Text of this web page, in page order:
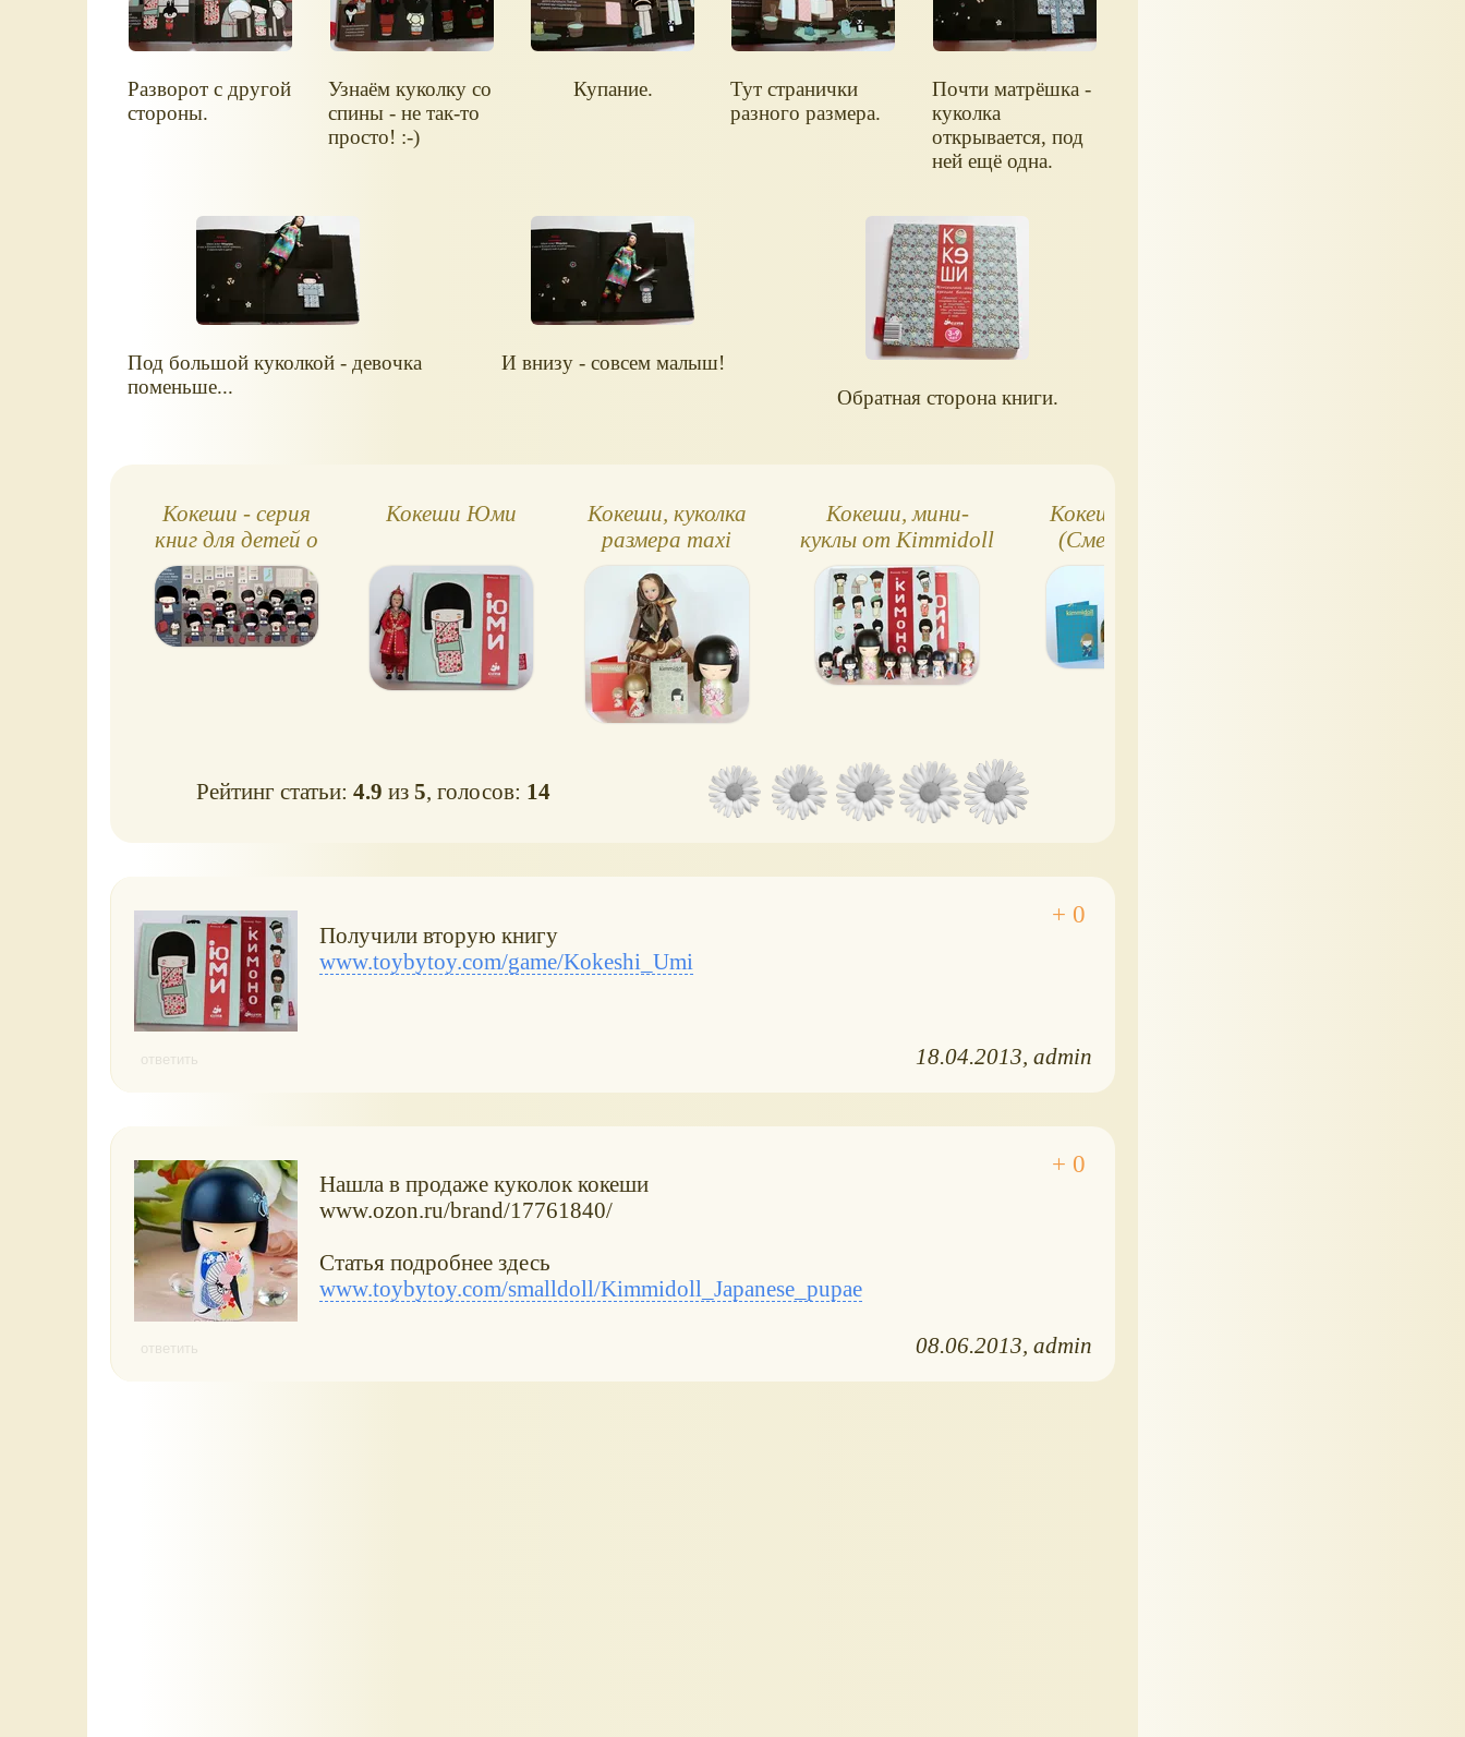
Разворот с другой
стороны.
Узнаём куколку со
спины - не так-то
просто! :-)
Купание.
Тут странички
разного размера.
Почти матрёшка -
куколка
открывается, под
ней ещё одна.
Под большой куколкой - девочка
поменьше...
И внизу - совсем малыш!
Обратная сторона книги.
Кокеши - серия
книг для детей о
японской культуре
Кокеши Юми
Кокеши, куколка
размера maxi
Кокеши, мини-
куклы от Kimmidoll
Кокеши - Эмико
(Смех), и Юна
(Спокойствие)
Рейтинг статьи:4.9 из5, голосов: 14
Получили вторую книгу
www.toybytoy.com/game/Kokeshi_Umi
ответить 18.04.2013 admin
Нашла в продаже куколок кокеши
www.ozon.ru/brand/17761840/
Статья подробнее здесь
www.toybytoy.com/smalldoll/Kimmidoll_Japanese_pupae
ответить 08.06.2013 admin